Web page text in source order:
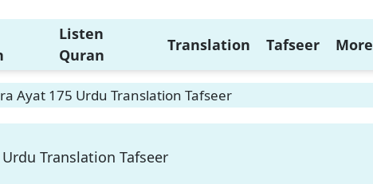
Listen
Quran
Translation Tafseer More
Ayat 175 Urdu Translation Tafseer
Translation Tafseer